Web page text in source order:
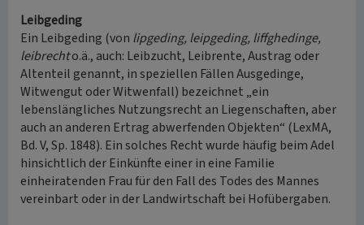
Leibgeding
Ein Leibgeding (von lipgeding, leipgeding, liffghedinge,
leibrechto.ä., auch: Leibzucht, Leibrente, Austrag oder
Altenteil genannt, in speziellen Fällen Ausgedinge,
Witwengut oder Witwenfall) bezeichnet „ein
lebenslängliches Nutzungsrecht an Liegenschaften, aber
auch an anderen Ertrag abwerfenden Objekten“ (LexMA,
Bd. V, Sp. 1848). Ein solches Recht wurde häufig beim Adel
hinsichtlich der Einkünfte einer in eine Familie
einheiratenden Frau für den Fall des Todes des Mannes
vereinbart oder in der Landwirtschaft bei Hofübergaben.